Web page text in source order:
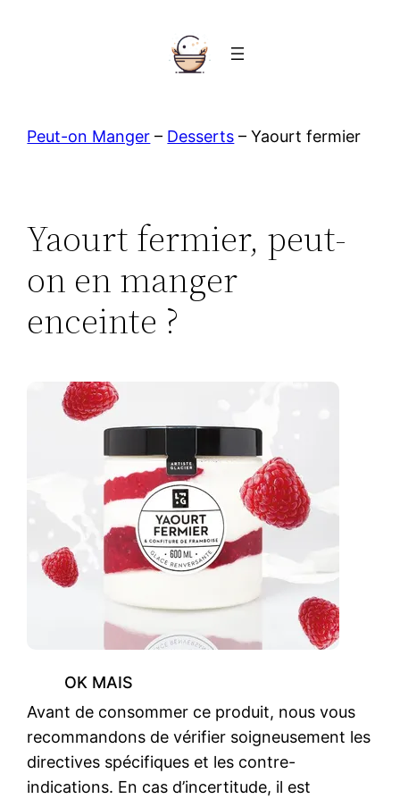
Peut-on Manger – Desserts –Yaourt fermier
Yaourt fermier, peut-
on en manger
enceinte ?
OK MAIS
Avant de consommer ce produit, nous vous
recommandons de vérifier soigneusement les
directives spécifiques et les contre-
indications. En cas d’incertitude, il est